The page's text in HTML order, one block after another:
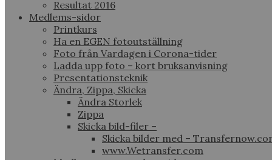
Resultat 2016
Medlems-sidor
Printkurs
Ha en EGEN fotoutställning
Foto från Vardagen i Corona-tider
Ladda upp foto – kort bruksanvisning
Presentationsteknik
Ändra, Zippa, Skicka
Ändra Storlek
Zippa
Skicka bild-filer –
Skicka bilder med –
www.Wetransfer.com